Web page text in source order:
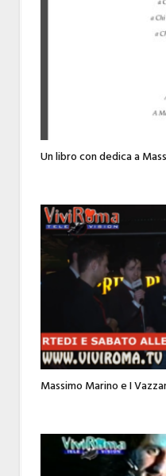
Un libro con dedica a
Massimo Marino e I